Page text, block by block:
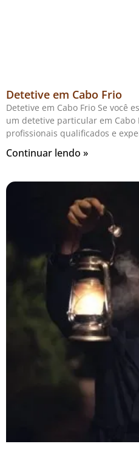
Detetive em Cabo Frio
Detetive em Cabo Frio Se você
um detetive particular em Cabo
profissionais qualificados e
Continuar lendo »